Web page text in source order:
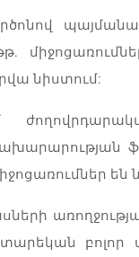
նիստում:
բոլոր